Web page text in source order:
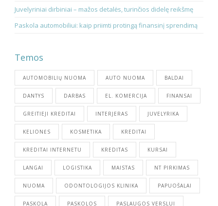
Juvelyriniai dirbiniai – mažos detalės, turinčios didelę reikšmę
Paskola automobiliui: kaip priimti protingą finansinį sprendimą
Temos
AUTOMOBILIŲ NUOMA AUTO NUOMA BALDAI
DANTYS DARBAS EL. KOMERCIJA FINANSAI
GREITIEJI KREDITAI INTERJERAS JUVELYRIKA
KELIONĖS KOSMETIKA KREDITAI
KREDITAI INTERNETU KREDITAS KURSAI
LANGAI LOGISTIKA MAISTAS NT PIRKIMAS
NUOMA ODONTOLOGIJOS KLINIKA PAPUOŠALAI
PASKOLA PASKOLOS PASLAUGOS VERSLUI